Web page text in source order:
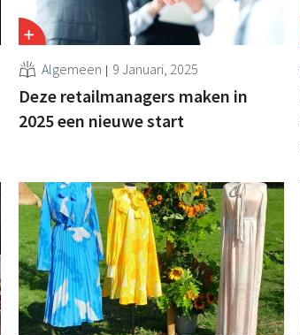
Algemeen 9 Januari, 2025
Deze retailmanagers maken in
2025 een nieuwe start